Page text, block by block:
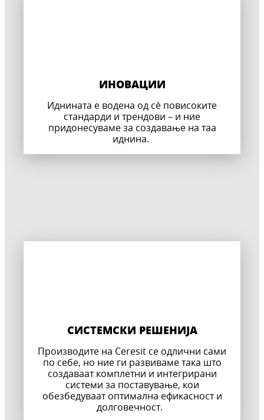
ИНОВАЦИИ
Иднината е водена од сè повисоките
стандарди и трендови – и ние
придонесуваме за создавање на таа
иднина.
СИСТЕМСКИ РЕШЕНИЈА
Производите на Ceresit се одлични сами
по себе, но ние ги развиваме така што
создаваат комплетни и интегрирани
системи за поставување, кои
обезбедуваат оптимална ефикасност и
долговечност.